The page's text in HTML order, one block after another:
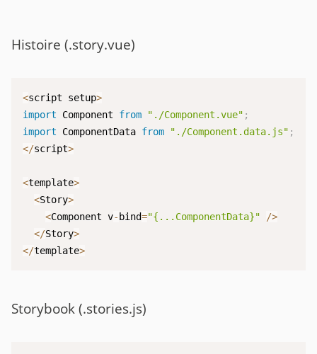
Histoire (.story.vue)
<script setup>
import Component from "./Component.vue" ;
import ComponentData from "./Component.data.js" ;
</script>
<template>
<Story>
<Component v- bind="{...ComponentData}" />
</Story>
</template>
Storybook (.stories.js)